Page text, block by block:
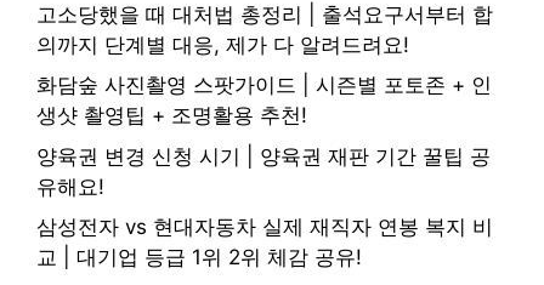
고소당했을 때 대처법 총정리 | 출석요구서부터 합
의까지 단계별 대응, 제가 다 알려드려요!
화담숲 사진촬영 스팟가이드 | 시즌별 포토존 + 인
생샷 촬영팁 + 조명활용 추천!
양육권 변경 신청 시기 | 양육권 재판 기간 꿀팁 공
유해요!
삼성전자 vs 현대자동차 실제 재직자 연봉 복지 비
교 | 대기업 등급 1위 2위 체감 공유!